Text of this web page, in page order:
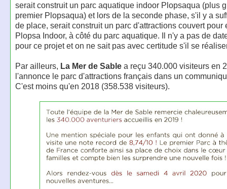
serait construit un parc aquatique indoor Plopsaqua (plus
premier Plopsaqua) et lors de la seconde phase, s'il y a
de place, serait construit un parc d'attractions couvert pour
Plopsa Indoor, à côté du parc aquatique. Il n'y a pas de
pour ce projet et on ne sait pas avec certitude s'il se
Par ailleurs, La Mer de Sablea reçu 340.000 visiteurs en
l'annonce le parc d'attractions français dans un
C'est moins qu'en 2018 (358.538 visiteurs).